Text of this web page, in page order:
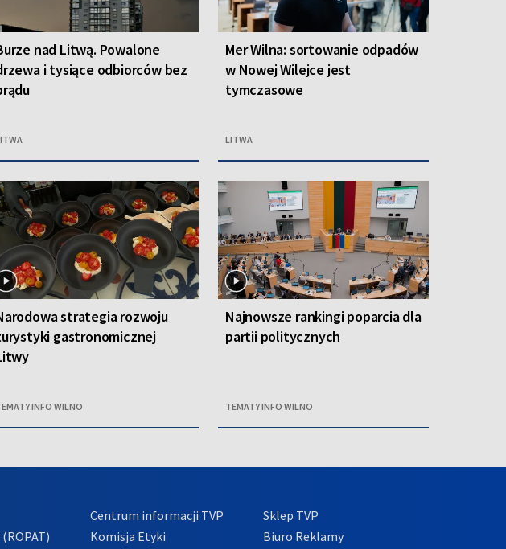
nad Litwą. Powalone
i tysiące odbiorców bez
Mer Wilna: sortowanie odpadów
w Nowej Wilejce jest
tymczasowe
LITWA
strategia rozwoju
gastronomicznej
INFO WILNO
Najnowsze rankingi poparcia dla
partii politycznych
TEMATY INFO WILNO
Centrum informacji TVP
Komisja Etyki
Sklep TVP
Biuro Reklamy